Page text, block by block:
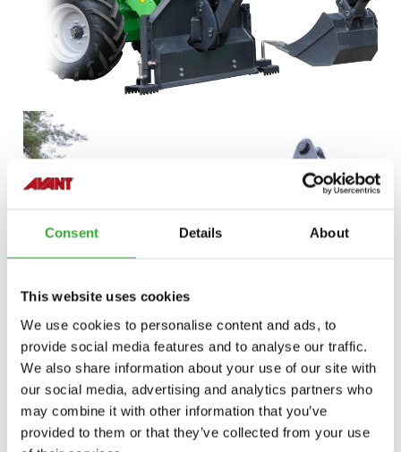
Consent Details About
This website uses cookies
We use cookies to personalise content and ads, to
provide social media features and to analyse our traffic.
We also share information about your use of our site with
our social media, advertising and analytics partners who
may combine it with other information that you’ve
provided to them or that they’ve collected from your use